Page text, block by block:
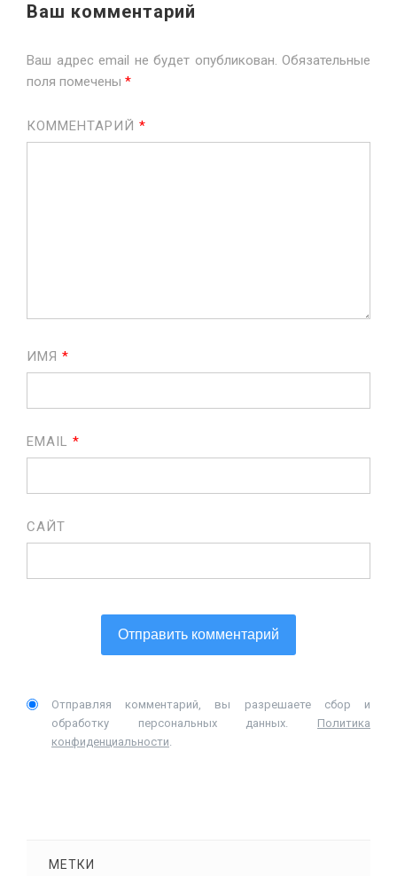
Ваш комментарий
Ваш адрес email не будет опубликован. Обязательные
поля помечены *
КОММЕНТАРИЙ *
ИМЯ *
EMAIL *
САЙТ
Отправляя комментарий, вы разрешаете сбор и
обработку персональных данных. Политика
конфиденциальности.
МЕТКИ